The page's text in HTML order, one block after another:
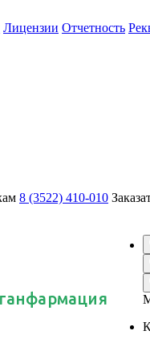
Лицензии Отчетность
8 (3522) 410-010